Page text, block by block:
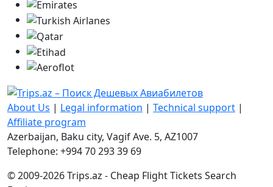
About Us | Legal information | Technical support |
Affiliate program
Azerbaijan, Baku city, Vagif Ave. 5, AZ1007
Telephone: +994 70 293 39 69
© 2009-2026 Trips.az - Cheap Flight Tickets Search